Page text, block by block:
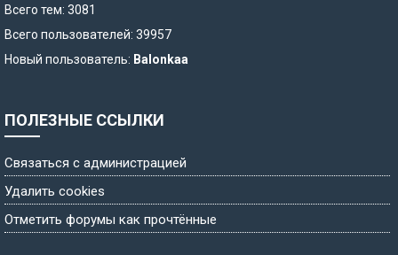
Всего тем: 3081
Всего пользователей: 39957
Новый пользователь: Balonkaa
ПОЛЕЗНЫЕ ССЫЛКИ
Связаться с администрацией
Удалить cookies
Отметить форумы как прочтённые